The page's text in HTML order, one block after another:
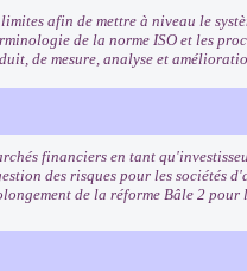
afin de mettre à niveau le
de la norme ISO et les
de mesure, analyse et
financiers en tant
des risques pour les sociétés
de la réforme Bâle 2 pour